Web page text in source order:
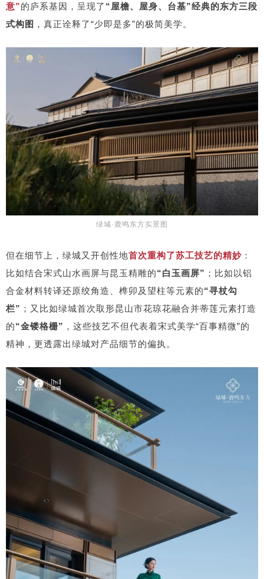
意”的庐系基因，呈现了 “屋檐、屋身、台基”经典的东方三段
式构图 ，真正诠释了“少即是多”的极简美学。
绿城·鹿鸣东方实景图
但在细节上，绿城又开创性地首次重构了苏工技艺的精妙 ：
比如结合宋式山水画屏与昆玉精雕的“白玉画屏” ；比如以铝
合金材料转译还原绞角造、榫卯及望柱等元素的“寻杖勾
栏” ；又比如绿城首次取形昆山市花琼花融合并蒂莲元素打造
的“金镂格栅” ，这些技艺不但代表着宋式美学“百事精微”的
精神，更透露出绿城对产品细节的偏执。